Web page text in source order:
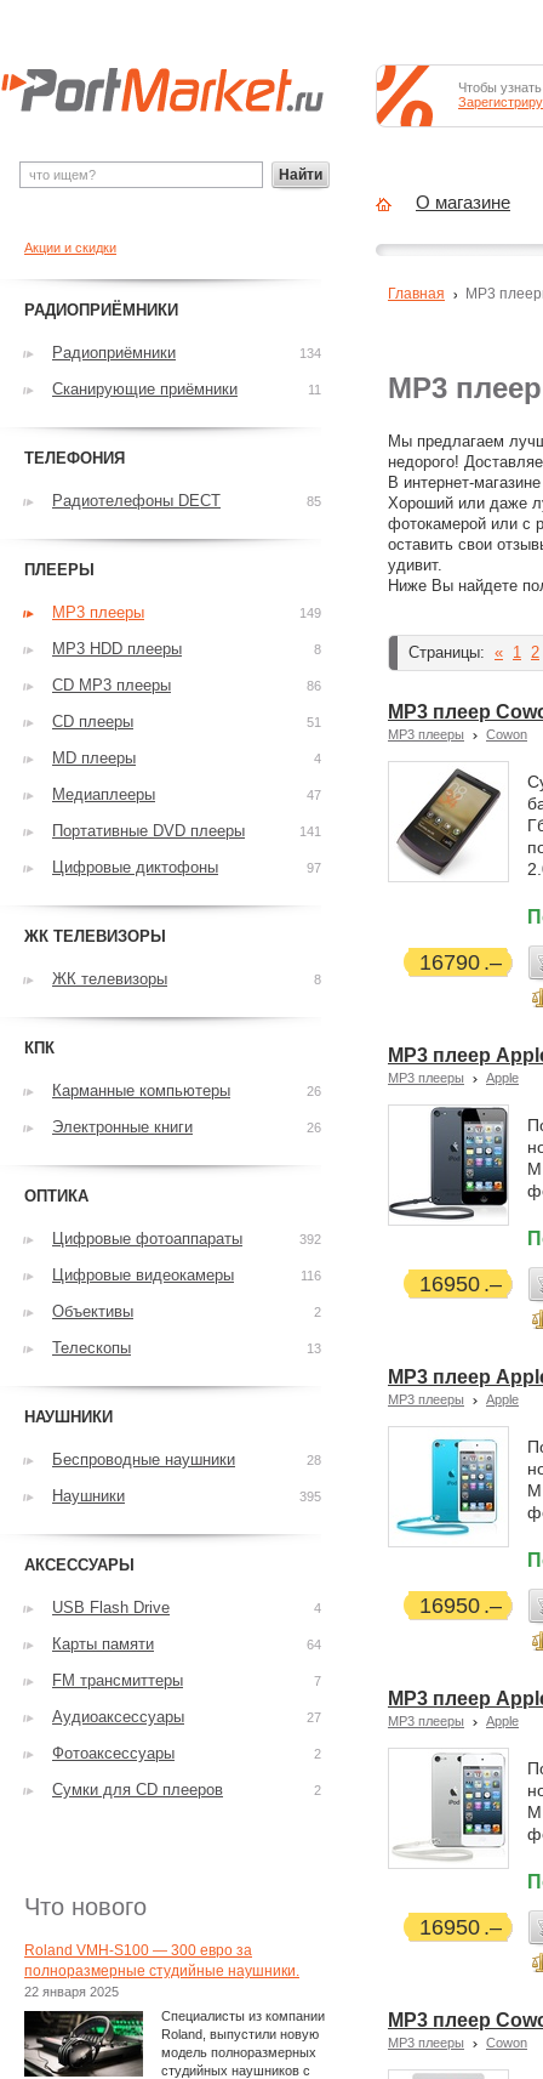
MP3
Мы предлагаем
недорого!
В интернет-
Хороший или даже
фотокамерой или с
оставить свои
удивит.
Ниже Вы найдете
Страницы: « 1 2
MP3 плеер
MP3 плееры Cowon
16790
MP3 плеер
MP3 плееры Apple
16950
MP3 плеер
MP3 плееры Apple
16950
MP3 плеер
MP3 плееры Apple
16950
MP3 плеер
MP3 плееры Cowon
Главная MP3
Акции и скидки
РАДИОПРИЁМНИКИ
Радиоприёмники 134
Сканирующие приёмники 11
ТЕЛЕФОНИЯ
Радиотелефоны DECT 85
ПЛЕЕРЫ
MP3 плееры 149
MP3 HDD плееры 8
CD MP3 плееры 86
CD плееры 51
MD плееры 4
Медиаплееры 47
Портативные DVD плееры 141
Цифровые диктофоны 97
ЖК ТЕЛЕВИЗОРЫ
ЖК телевизоры 8
КПК
Карманные компьютеры 26
Электронные книги 26
ОПТИКА
Цифровые фотоаппараты 392
Цифровые видеокамеры 116
Объективы 2
Телескопы 13
НАУШНИКИ
Беспроводные наушники 28
Наушники 395
АКСЕССУАРЫ
USB Flash Drive 4
Карты памяти 64
FM трансмиттеры 7
Аудиоаксессуары 27
Фотоаксессуары 2
Сумки для CD плееров 2
Что нового
Roland VMH-S100 — 300 евро за
полноразмерные студийные наушники.
22 января 2025
Специалисты из компании
Roland, выпустили новую
модель полноразмерных
студийных наушников с
Найти
Чтобы
О магазине